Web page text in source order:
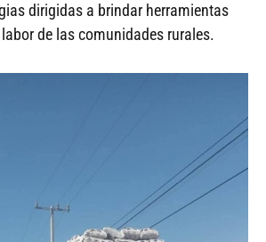
dirigidas a brindar herramientas
de las comunidades rurales.